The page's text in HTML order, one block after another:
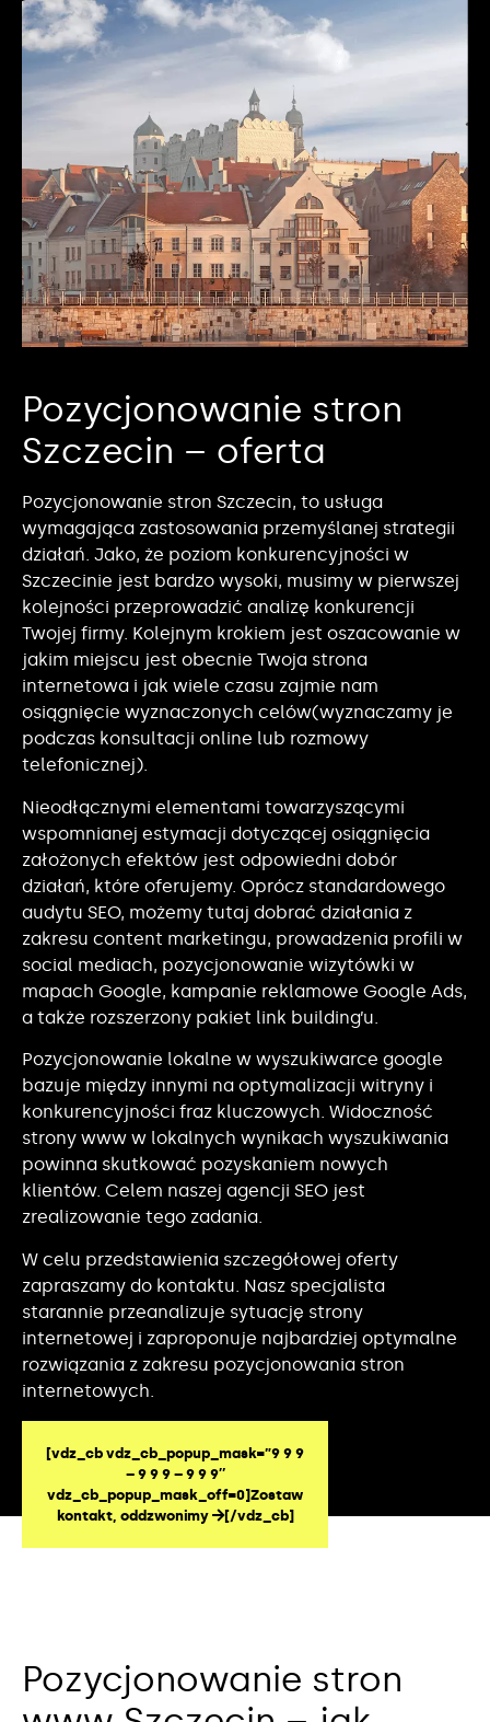
Pozycjonowanie stron
Szczecin – oferta
Pozycjonowanie stron Szczecin, to usługa
wymagająca zastosowania przemyślanej strategii
działań. Jako, że poziom konkurencyjności w
Szczecinie jest bardzo wysoki, musimy w pierwszej
kolejności przeprowadzić analizę konkurencji
Twojej firmy. Kolejnym krokiem jest oszacowanie w
jakim miejscu jest obecnie Twoja strona
internetowa i jak wiele czasu zajmie nam
osiągnięcie wyznaczonych celów(wyznaczamy je
podczas konsultacji online lub rozmowy
telefonicznej).
Nieodłącznymi elementami towarzyszącymi
wspomnianej estymacji dotyczącej osiągnięcia
założonych efektów jest odpowiedni dobór
działań, które oferujemy. Oprócz standardowego
audytu SEO, możemy tutaj dobrać działania z
zakresu content marketingu, prowadzenia profili w
social mediach, pozycjonowanie wizytówki w
mapach Google, kampanie reklamowe Google Ads,
a także rozszerzony pakiet link building’u.
Pozycjonowanie lokalne w wyszukiwarce google
bazuje między innymi na optymalizacji witryny i
konkurencyjności fraz kluczowych. Widoczność
strony www w lokalnych wynikach wyszukiwania
powinna skutkować pozyskaniem nowych
klientów. Celem naszej agencji SEO jest
zrealizowanie tego zadania.
W celu przedstawienia szczegółowej oferty
zapraszamy do kontaktu. Nasz specjalista
starannie przeanalizuje sytuację strony
internetowej i zaproponuje najbardziej optymalne
rozwiązania z zakresu pozycjonowania stron
internetowych.
[vdz_cb vdz_cb_popup_mask=”9 9 9
– 9 9 9 – 9 9 9″
vdz_cb_popup_mask_off=0]Zostaw
kontakt, oddzwonimy
[/vdz_cb]
Pozycjonowanie stron